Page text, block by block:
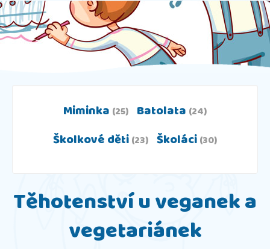
Miminka (25) Batolata (24)
Školkové děti (23) Školáci (30)
Těhotenství u veganek a
vegetariánek